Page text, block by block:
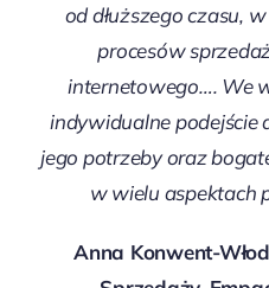
od dłuższego czasu,
procesów
internetowego…. We
indywidualne podejście
jego potrzeby oraz
w wielu aspektach
Anna Konwent-